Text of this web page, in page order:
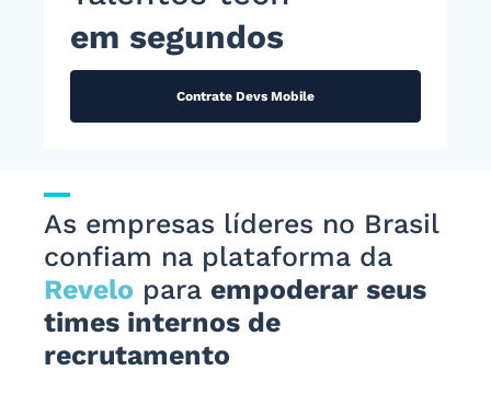
em segundos
Contrate Devs Mobile
As empresas líderes no Brasil
confiam na plataforma da
Revelo para empoderar seus
times internos de
recrutamento